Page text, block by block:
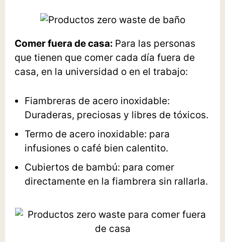
Comer fuera de casa: Para las personas
que tienen que comer cada día fuera de
casa, en la universidad o en el trabajo:
Fiambreras de acero inoxidable:
Duraderas, preciosas y libres de tóxicos.
Termo de acero inoxidable: para
infusiones o café bien calentito.
Cubiertos de bambú: para comer
directamente en la fiambrera sin rallarla.